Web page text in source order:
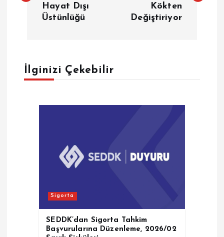
g
e
Hayat Dışı
Üstünlüğü
Kökten
Değiştiriyor
İlginizi Çekebilir
Sigorta
SEDDK’dan Sigorta Tahkim
Başvurularına Düzenleme, 2026/02